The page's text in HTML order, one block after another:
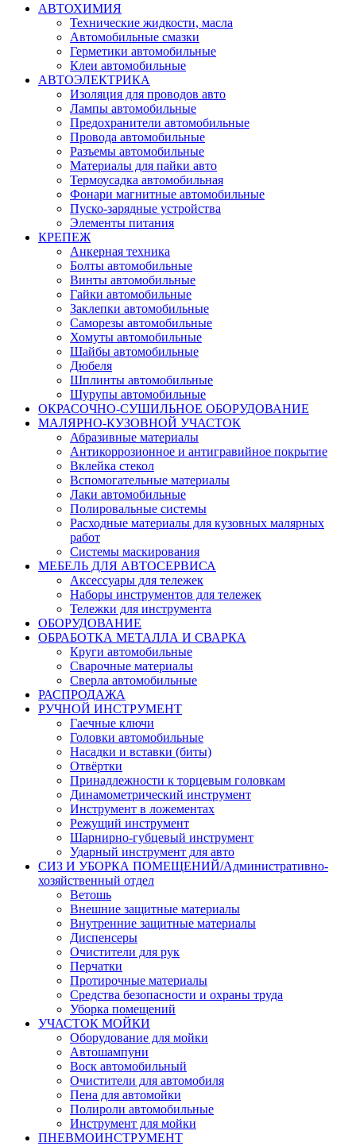
АВТОХИМИЯ
Технические жидкости, масла
Автомобильные смазки
Герметики автомобильные
Клеи автомобильные
АВТОЭЛЕКТРИКА
Изоляция для проводов авто
Лампы автомобильные
Предохранители автомобильные
Провода автомобильные
Разъемы автомобильные
Материалы для пайки авто
Термоусадка автомобильная
Фонари магнитные автомобильные
Пуско-зарядные устройства
Элементы питания
КРЕПЕЖ
Анкерная техника
Болты автомобильные
Винты автомобильные
Гайки автомобильные
Заклепки автомобильные
Саморезы автомобильные
Хомуты автомобильные
Шайбы автомобильные
Дюбеля
Шплинты автомобильные
Шурупы автомобильные
ОКРАСОЧНО-СУШИЛЬНОЕ ОБОРУДОВАНИЕ
МАЛЯРНО-КУЗОВНОЙ УЧАСТОК
Абразивные материалы
Антикоррозионное и антигравийное покрытие
Вклейка стекол
Вспомогательные материалы
Лаки автомобильные
Полировальные системы
Расходные материалы для кузовных малярных
работ
Системы маскирования
МЕБЕЛЬ ДЛЯ АВТОСЕРВИСА
Аксессуары для тележек
Наборы инструментов для тележек
Тележки для инструмента
ОБОРУДОВАНИЕ
ОБРАБОТКА МЕТАЛЛА И СВАРКА
Круги автомобильные
Сварочные материалы
Сверла автомобильные
РАСПРОДАЖА
РУЧНОЙ ИНСТРУМЕНТ
Гаечные ключи
Головки автомобильные
Насадки и вставки (биты)
Отвёртки
Принадлежности к торцевым головкам
Динамометрический инструмент
Инструмент в ложементах
Режущий инструмент
Шарнирно-губцевый инструмент
Ударный инструмент для авто
СИЗ И УБОРКА ПОМЕЩЕНИЙ/Административно-
хозяйственный отдел
Ветошь
Внешние защитные материалы
Внутренние защитные материалы
Диспенсеры
Очистители для рук
Перчатки
Протирочные материалы
Средства безопасности и охраны труда
Уборка помещений
УЧАСТОК МОЙКИ
Оборудование для мойки
Автошампуни
Воск автомобильный
Очистители для автомобиля
Пена для автомойки
Полироли автомобильные
Инструмент для мойки
ПНЕВМОИНСТРУМЕНТ